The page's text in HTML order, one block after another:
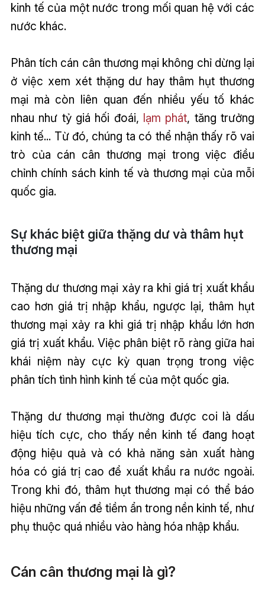
kinh tế của một nước trong mối quan hệ với các
nước khác.
Phân tích cán cân thương mại không chỉ dừng lại
ở việc xem xét thặng dư hay thâm hụt thương
mại mà còn liên quan đến nhiều yếu tố khác
nhau như tỷ giá hối đoái, lạm phát, tăng trưởng
kinh tế... Từ đó, chúng ta có thể nhận thấy rõ vai
trò của cán cân thương mại trong việc điều
chỉnh chính sách kinh tế và thương mại của mỗi
quốc gia.
Sự khác biệt giữa thặng dư và thâm hụt
thương mại
Thặng dư thương mại xảy ra khi giá trị xuất khẩu
cao hơn giá trị nhập khẩu, ngược lại, thâm hụt
thương mại xảy ra khi giá trị nhập khẩu lớn hơn
giá trị xuất khẩu. Việc phân biệt rõ ràng giữa hai
khái niệm này cực kỳ quan trọng trong việc
phân tích tình hình kinh tế của một quốc gia.
Thặng dư thương mại thường được coi là dấu
hiệu tích cực, cho thấy nền kinh tế đang hoạt
động hiệu quả và có khả năng sản xuất hàng
hóa có giá trị cao để xuất khẩu ra nước ngoài.
Trong khi đó, thâm hụt thương mại có thể báo
hiệu những vấn đề tiềm ẩn trong nền kinh tế, như
phụ thuộc quá nhiều vào hàng hóa nhập khẩu.
Cán cân thương mại là gì?